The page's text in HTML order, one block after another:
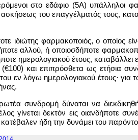
στο εδάφιο (5Α) υπάλληλοι
του επαγγέλματός τους,
ιδιώτης φαρμακοποιός, ο οποίος
αλλού, ή οποιοσδήποτε
ημερολογιακού έτους,
και επιπρόσθετα ως ετήσια
του εν λόγω ημερολογιακού έτους·
συνδρομή δύναται να
γίνεται δεκτόν εις οιανδήποτε
ήδη την δυνάμει του